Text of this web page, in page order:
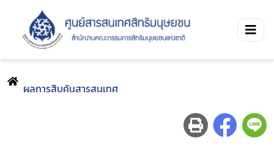
ผลการสืบค้นสารสนเทศ